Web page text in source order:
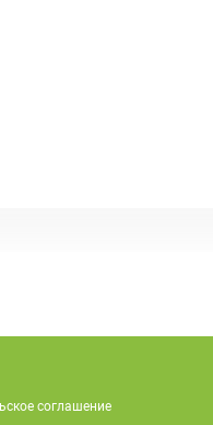
соглашение